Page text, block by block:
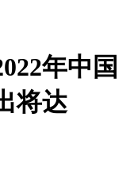
年中国
将达